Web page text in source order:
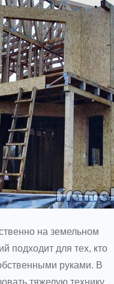
на земельном
подходит для тех, кто
руками. В
тяжелую технику.